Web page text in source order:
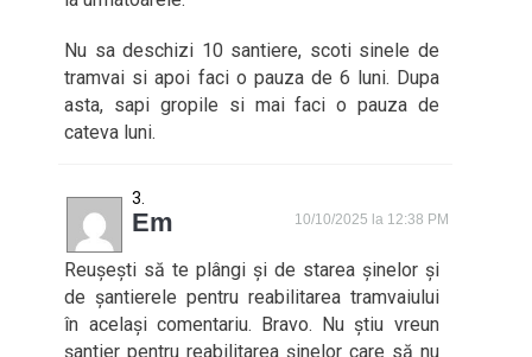
Nu sa deschizi 10 santiere, scoti sinele de
tramvai si apoi faci o pauza de 6 luni. Dupa
asta, sapi gropile si mai faci o pauza de
cateva luni.
Em 10/10/2025 la 12:38 PM
Reușești să te plângi și de starea șinelor și
de șantierele pentru reabilitarea tramvaiului
în același comentariu. Bravo. Nu știu vreun
șantier pentru reabilitarea șinelor care să nu